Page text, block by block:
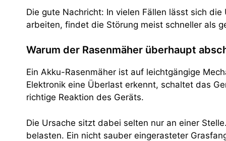
Die gute Nachricht: In vielen Fällen lässt sich
arbeiten, findet die Störung meist schneller als
Warum der Rasenmäher überhaupt
Ein Akku-Rasenmäher ist auf leichtgängige
Elektronik eine Überlast erkennt, schaltet das
richtige Reaktion des Geräts.
Die Ursache sitzt dabei selten nur an einer
belasten. Ein nicht sauber eingerasteter